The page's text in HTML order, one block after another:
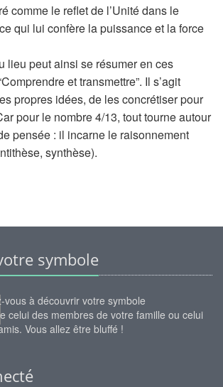
comme le reflet de l’Unité dans le
qui lui confère la puissance et la force
lieu peut ainsi se résumer en ces
et transmettre”. Il s’agit
propres idées, de les concrétiser pour
pour le nombre 4/13, tout tourne autour
pensée : il incarne le raisonnement
synthèse).
symbole
vous à découvrir votre symbole
celui des membres de votre famille ou celui
Vous allez être bluffé !